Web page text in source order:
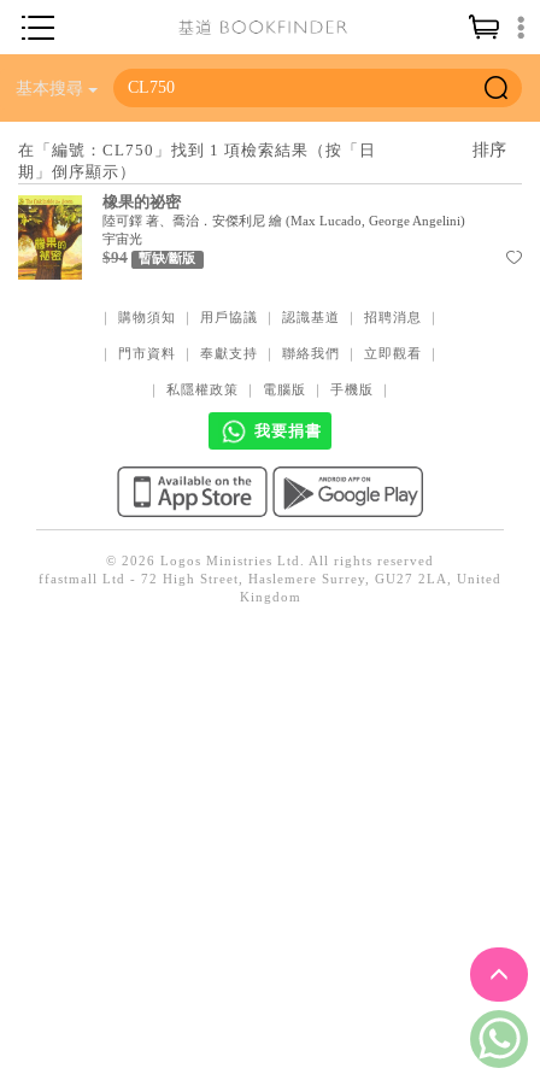
神學／教義
聖經
信仰入門
教會歷史
信徒生活
教會事工
社會／倫理
哲學／宗教比較
見證／傳記
基本搜尋
在「編號：CL750」找到 1 項檢索結果（按「日
期」倒序顯示）
橡果的祕密
陸可鐸 著、喬治．安傑利尼 繪 (Max Lucado, George Angelini)
宇宙光
$94 暫缺/斷版
｜ 購物須知 ｜ 用戶協議 ｜ 認識基道 ｜ 招聘消息 ｜
｜ 門市資料 ｜ 奉獻支持 ｜ 聯絡我們 ｜ 立即觀看 ｜
｜ 私隱權政策 ｜ 電腦版 ｜ 手機版 ｜
我要捐書
© 2026 Logos Ministries Ltd. All rights reserved
ffastmall Ltd - 72 High Street, Haslemere Surrey, GU27 2LA, United
Kingdom